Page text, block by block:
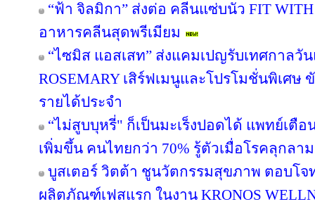
“ฟ้า จิลมิกา” ส่งต่อ คลีนแซ่บนัว FIT
อาหารคลีนสุดพรีเมียม
“ไซมิส แอสเสท” ส่งแคมเปญรับเทศกาลวัน
ROSEMARY เสิร์ฟเมนูและโปรโมชั่นพิเศษ
รายได้ประจำ
“ไม่สูบบุหรี่" ก็เป็นมะเร็งปอดได้ แพทย์เตื
เพิ่มขึ้น คนไทยกว่า 70% รู้ตัวเมื่อโรคลุกลาม
บูสเตอร์ วิตต้า ชูนวัตกรรมสุขภาพ ตอบโ
ผลิตภัณฑ์เฟสแรก ในงาน KRONOS